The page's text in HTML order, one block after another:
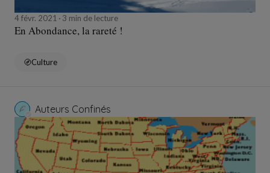
4 févr. 2021 3 min de lecture
En Abondance, la rareté !
Culture
Auteurs Confinés